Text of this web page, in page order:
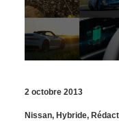
2 octobre 2013
Nissan, Hybride,